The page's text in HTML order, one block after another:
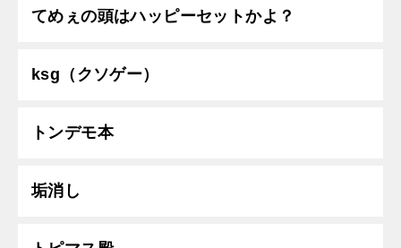
てめぇの頭はハッピーセットかよ？
ksg（クソゲー）
トンデモ本
垢消し